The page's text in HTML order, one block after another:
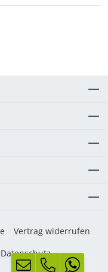
Vertrag widerrufen
Datenschutz